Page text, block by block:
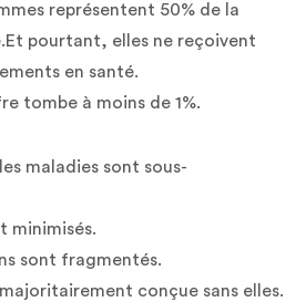
représentent 50% de la
pourtant, elles ne reçoivent
en santé.
tombe à moins de 1%.
maladies sont sous-
minimisés.
sont fragmentés.
conçue sans elles.